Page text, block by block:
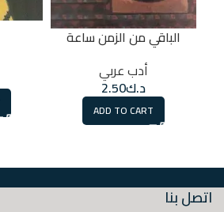
الباقي من الزمن ساعة
أدب عربي
د.ك2.50
ADD TO CART
اتصل بنا